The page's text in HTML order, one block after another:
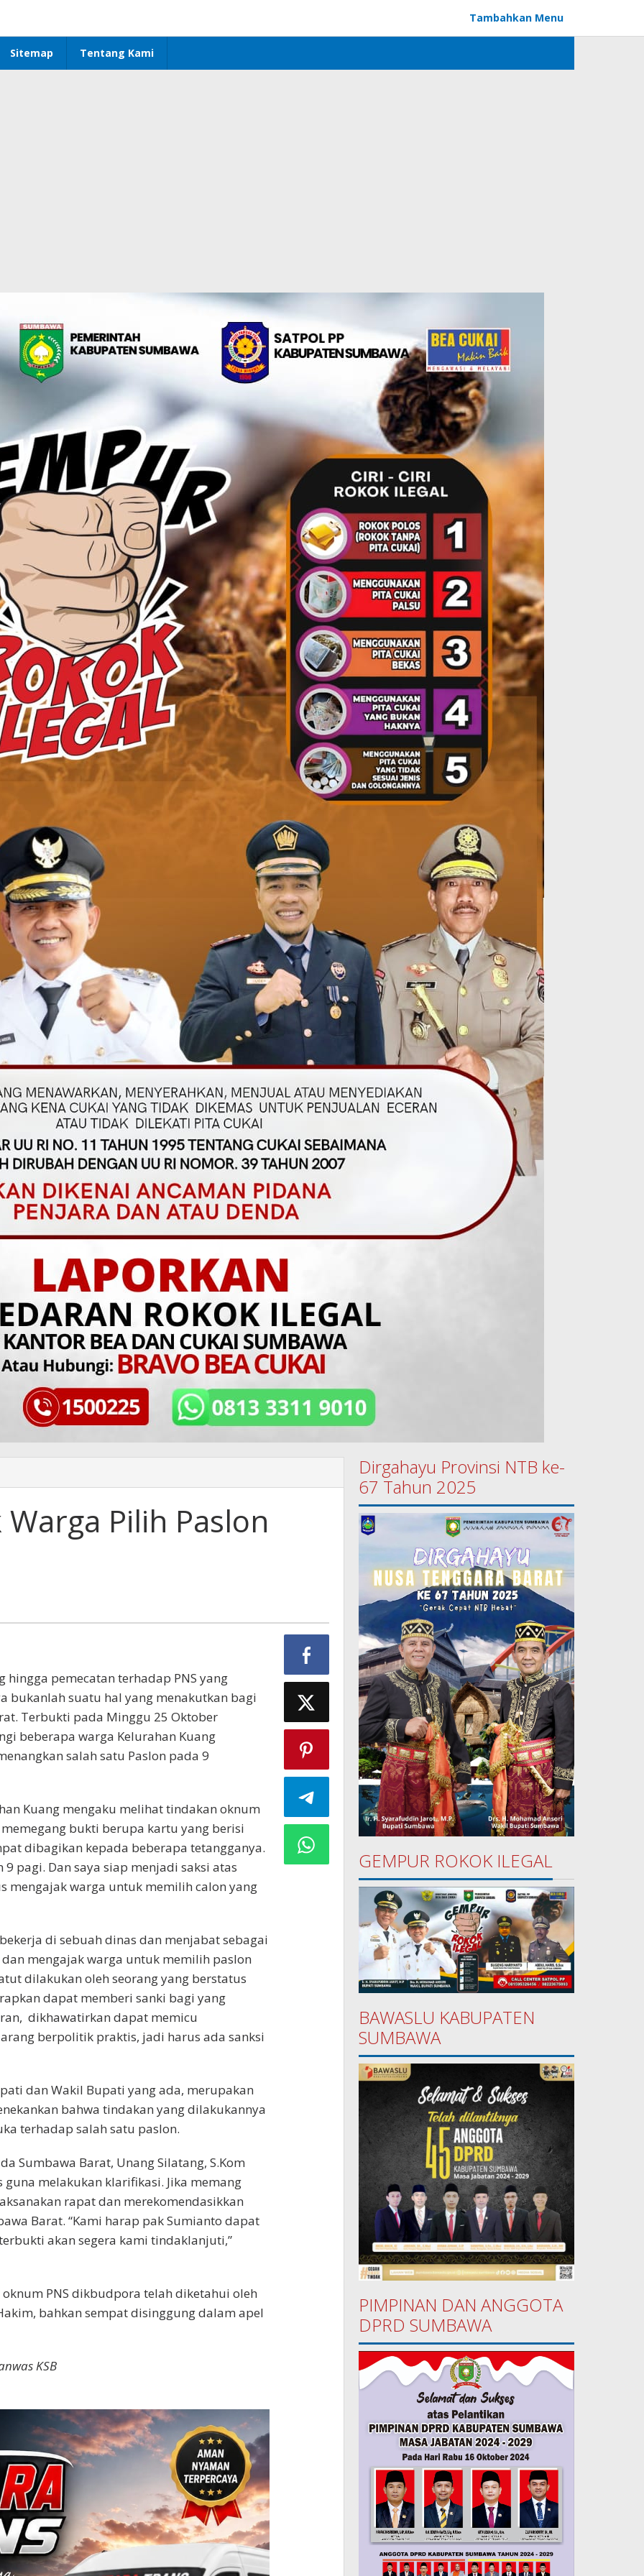
Tambahkan Menu
Sitemap Tentang Kami
Pilih Paslon
pemecatan terhadap PNS yang
suatu hal yang menakutkan bagi
Terbukti pada Minggu 25 Oktober
beberapa warga Kelurahan Kuang
salah satu Paslon pada 9
Kuang mengaku melihat tindakan oknum
bukti berupa kartu yang berisi
dibagikan kepada beberapa tetangganya.
pagi. Dan saya siap menjadi saksi atas
mengajak warga untuk memilih calon yang
di sebuah dinas dan menjabat sebagai
mengajak warga untuk memilih paslon
dilakukan oleh seorang yang berstatus
dapat memberi sanki bagi yang
dikhawatirkan dapat memicu
berpolitik praktis, jadi harus ada sanksi
dan Wakil Bupati yang ada, merupakan
bahwa tindakan yang dilakukannya
terhadap salah satu paslon.
Sumbawa Barat, Unang Silatang, S.Kom
melakukan klarifikasi. Jika memang
rapat dan merekomendasikkan
Barat. “Kami harap pak Sumianto dapat
akan segera kami tindaklanjuti,”
PNS dikbudpora telah diketahui oleh
bahkan sempat disinggung dalam apel
KSB
Dirgahayu Provinsi NTB ke-
67 Tahun 2025
GEMPUR ROKOK ILEGAL
BAWASLU KABUPATEN
SUMBAWA
PIMPINAN DAN ANGGOTA
DPRD SUMBAWA